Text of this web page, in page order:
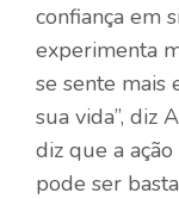
confiança em
experimenta
se sente mais
sua vida”, diz
diz que a
pode ser